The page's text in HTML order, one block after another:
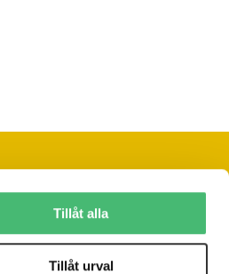
Tillåt alla
Tillåt urval
medier
nyhetsbrev?